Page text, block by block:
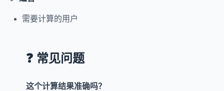
需要计算的用户
❓ 常见问题
这个计算结果准确吗？